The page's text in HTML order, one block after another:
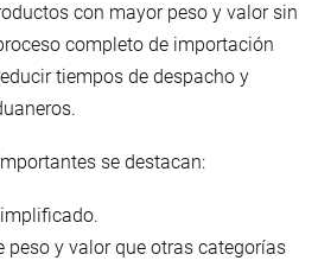
con mayor peso y valor sin
completo de importación
tiempos de despacho y
se destacan:
peso y valor que otras categorías